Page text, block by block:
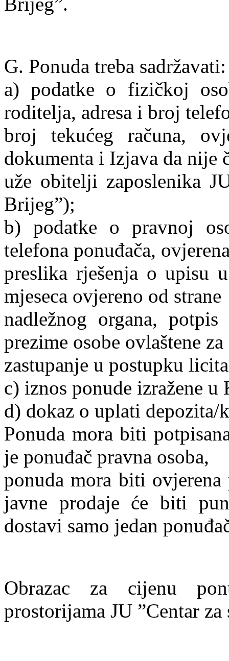
G. Ponuda treba sadržavati:
a) podatke o fizičkoj
roditelja, adresa i broj
broj tekućeg računa,
dokumenta i Izjava da nije
uže obitelji zaposlenika
Brijeg”);
b) podatke o pravnoj
telefona ponuđača,
preslika rješenja o upisu
mjeseca ovjereno od strane
nadležnog organa,
prezime osobe ovlaštene za
zastupanje u postupku
c) iznos ponude izražene
d) dokaz o uplati depozita/
Ponuda mora biti
je ponuđač pravna osoba,
ponuda mora biti ovjerena
javne prodaje će biti
dostavi samo jedan
Obrazac za cijenu
prostorijama JU ”Centar